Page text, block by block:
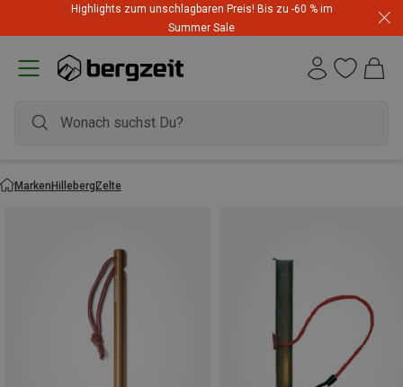
Highlights zum unschlagbaren Preis! Bis zu -60 % im
Summer Sale
MarkenHillebergZelte